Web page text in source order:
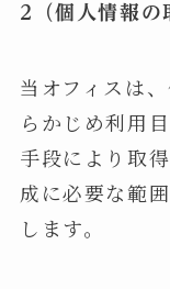
2（個人情報の
当オフィスは
らかじめ利用
手段により取
成に必要な範
します。